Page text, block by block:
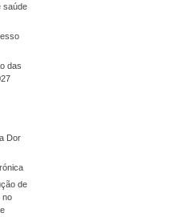
saúde
das
Dor
de
no